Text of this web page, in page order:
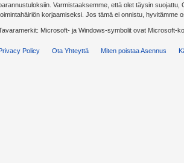
Varmistaaksemme, että olet täysin
korjaamiseksi. Jos tämä ei onnistu,
Microsoft- ja Windows-symbolit ovat Microsoft-
Policy Ota Yhteyttä Miten poistaa Asennus